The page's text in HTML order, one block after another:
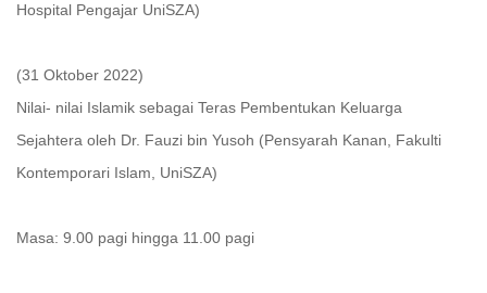
Hospital Pengajar UniSZA)
(31 Oktober 2022)
Nilai- nilai Islamik sebagai Teras Pembentukan Keluarga
Sejahtera oleh Dr. Fauzi bin Yusoh (Pensyarah Kanan, Fakulti
Kontemporari Islam, UniSZA)
Masa: 9.00 pagi hingga 11.00 pagi